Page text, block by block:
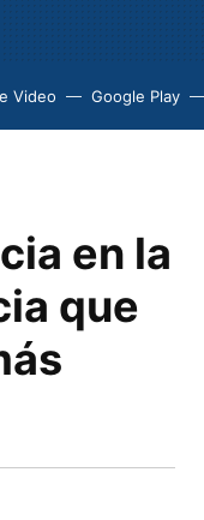
Video Google Play
en la
que